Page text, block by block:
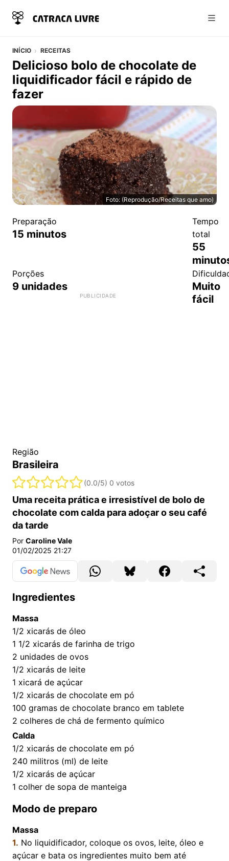
INÍCIO RECEITAS
Delicioso bolo de chocolate de
liquidificador fácil e rápido de
fazer
Foto: (Reprodução/Receitas que amo)
Detalhes da Receita
Preparação
15 minutos
Tempo
total
55
Porções
9 unidades
Muito
fácil
Região
Brasileira
(0.0/5) 0 votos
Uma receita prática e irresistível de bolo de
chocolate com calda para adoçar o seu café
da tarde
Por Caroline Vale
01/02/2025 21:27
Ingredientes
Massa
1/2 xicarás de óleo
1 1/2 xicarás de farinha de trigo
2 unidades de ovos
1/2 xicarás de leite
1 xicará de açúcar
1/2 xicarás de chocolate em pó
100 gramas de chocolate branco em tablete
2 colheres de chá de fermento químico
Calda
1/2 xicarás de chocolate em pó
240 militros (ml) de leite
1/2 xicarás de açúcar
1 colher de sopa de manteiga
Modo de preparo
Massa
1. No liquidificador, coloque os ovos, leite, óleo e
açúcar e bata os ingredientes muito bem até